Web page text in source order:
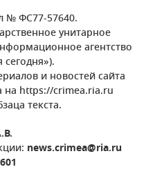
№ ФС77-57640.
унитарное
агентство
и новостей сайта
на https://crimea.ria.ru
текста.
news.crimea@ria.ru